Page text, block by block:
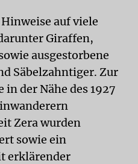
auf viele
Giraffen,
ausgestorbene
Säbelzahntiger. Zur
der Nähe des 1927
Zera wurden
sowie ein
erklärender